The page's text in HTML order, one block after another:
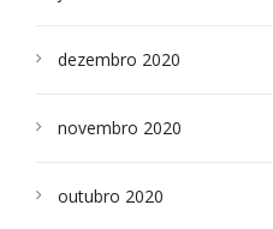
dezembro 2020
novembro 2020
outubro 2020